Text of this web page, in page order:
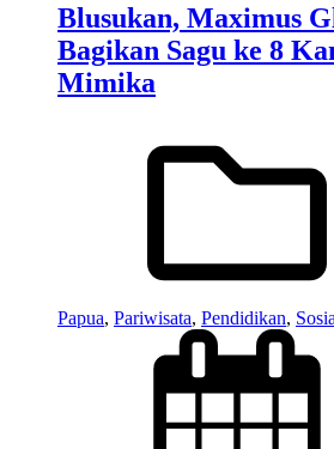
Blusukan, Maximus
Bagikan Sagu ke 8
Mimika
Papua, Pariwisata, Pendidikan,